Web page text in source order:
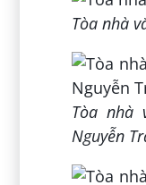
Tòa nhà
Tòa nhà
Nguyễn